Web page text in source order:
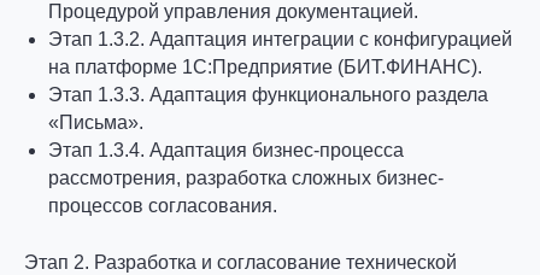
Процедурой управления документацией.
Этап 1.3.2. Адаптация интеграции с конфигурацией
на платформе 1С:Предприятие (БИТ.ФИНАНС).
Этап 1.3.3. Адаптация функционального раздела
«Письма».
Этап 1.3.4. Адаптация бизнес-процесса
рассмотрения, разработка сложных бизнес-
процессов согласования.
Этап 2. Разработка и согласование технической